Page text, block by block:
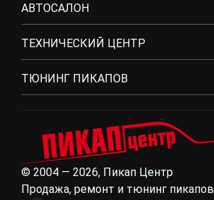
АВТОСАЛОН
ТЕХНИЧЕСКИЙ ЦЕНТР
ТЮНИНГ ПИКАПОВ
© 2004 — 2026, Пикап Центр
Продажа, ремонт и тюнинг пикапов